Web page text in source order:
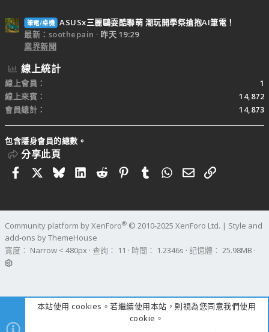
筆電/桌機 ASUSx三麗鷗耍酷聯萌 潮玩開學祭搶抱AI筆電！
最新：soothepain
昨天 19:29
業界新聞
線上統計
線上會員
1
線上來賓
14,872
會員總計
14,873
包含隱身會員的總數。
分享此頁
FacebookBlueskyLinkedIn
RedditPinterestTumblrWhatsApp
電子郵件
連結
Community platform by XenForo® © 2010-2025 XenForo Ltd. | Style and
add-ons by ThemeHouse
寬度
查詢 11 時間 1.2346s 記憶體 25.98MB
本站使用 cookies。若繼續使用本站，則視為您同意我們使用
cookie。